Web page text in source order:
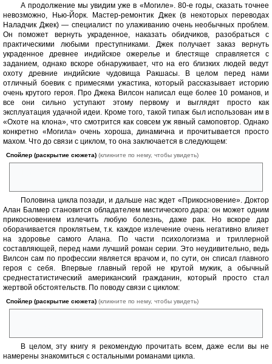
А продолжение мы увидим уже в «Могиле». 80-е годы, сказать точнее
невозможно, Нью-Йорк. Мастер-ремонтик Джек (в некоторых переводах
Наладчик Джек) — специалист по улаживанию очень необычных проблем.
Он поможет вернуть украденное, наказать обидчиков, разобраться с
практическими любыми преступниками. Джек получает заказ вернуть
украденное древнее индийское ожерелье и блестяще справляется с
заданием, однако вскоре обнаруживает, что на его близких людей ведут
охоту древние индийские чудовища Ракшасы. В целом перед нами
отличный боевик с примесями ужастика, который рассказывает историю
очень крутого героя. Про Джека Вилсон написал еще более 10 романов, и
все они сильно уступают этому первому и выглядят просто как
эксплуатация удачной идеи. Кроме того, такой типаж был использован им в
«Охоте на клона», что смотрится как совсем уж явный самоповтор. Однако
конкретно «Могила» очень хороша, динамична и прочитывается просто
махом. Что до связи с циклом, то она заключается в следующем:
Спойлер (раскрытие сюжета) (кликните по нему, чтобы увидеть)
Половина цикла позади, и дальше нас ждет «Прикосновение». Доктор
Алан Балмер становится обладателем мистического дара: он может одним
прикосновением излечить любую болезнь, даже рак. Но вскоре дар
оборачивается проклятьем, т.к. каждое излечение очень негативно влияет
на здоровье самого Алана. По части психологизма и триллерной
составляющей, перед нами лучший роман серии. Это неудивительно, ведь
Вилсон сам по профессии является врачом и, по сути, он списал главного
героя с себя. Впервые главный герой не крутой мужик, а обычный
среднестатистический американский гражданин, который просто стал
жертвой обстоятельств. По поводу связи с циклом:
Спойлер (раскрытие сюжета) (кликните по нему, чтобы увидеть)
В целом, эту книгу я рекомендую прочитать всем, даже если вы не
намерены знакомиться с остальными романами цикла.